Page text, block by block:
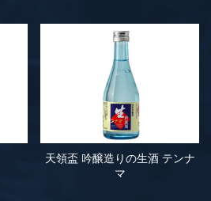
天領盃 吟醸造りの生酒 テンナ
マ